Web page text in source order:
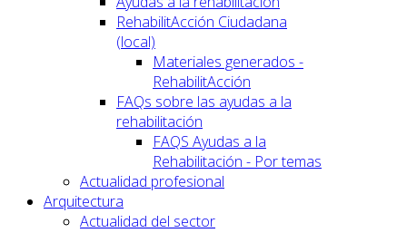
RehabilitAcción Ciudadana
(local)
Materiales generados -
RehabilitAcción
FAQs sobre las ayudas a la
rehabilitación
FAQS Ayudas a la
Rehabilitación - Por temas
Actualidad profesional
Arquitectura
Actualidad del sector